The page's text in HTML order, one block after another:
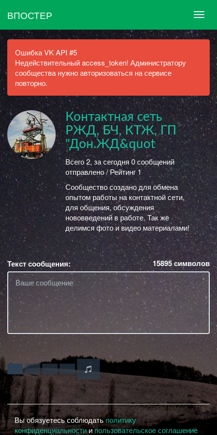
ВПОСТЕР
Ошибка VK API #5
Недействительный access_token! Администратору
сообщества нужно авторизоваться на сервисе
повторно.
Контактная сеть
РЖД, БЧ, КТЖ, ГП
"Дон.ЖД&quot
Всего 2, за сегодня 0 сообщений
отправлено / Рейтинг 1
Сообщество создано для обмена
опытом работы на контактной сети,
для общения, обсуждения
нововведений в работе. Так же
делимся фото и видео материалами!
Текст сообщения: 15895символов
Вы обязуетесь соблюдатьполитику
конфиденциальностиипользовательское соглашение